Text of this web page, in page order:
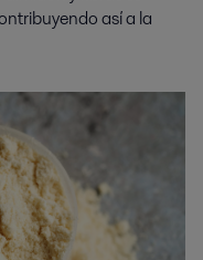
así a la